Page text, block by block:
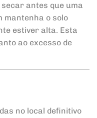
secar antes que uma
mantenha o solo
estiver alta. Esta
ao excesso de
no local definitivo